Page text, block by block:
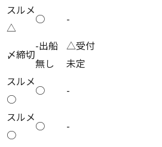
スルメ
△
○
-
〆締切
-出船
無し
△受付
未定
スルメ
○
○ -
スルメ
○
○ -